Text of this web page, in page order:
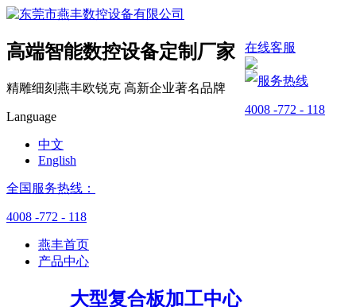
高端智能数控设备定制厂家
精雕细刻燕丰欧锐克 高新企业著名品牌
Language
中文
English
全国服务热线：
4008 -772 - 118
燕丰首页
产品中心
大型复合板加工中心
在线客服
服务热线
4008 -772 - 118